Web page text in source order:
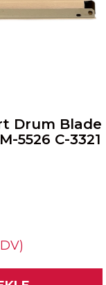
Drum Blade
5526 C-3321